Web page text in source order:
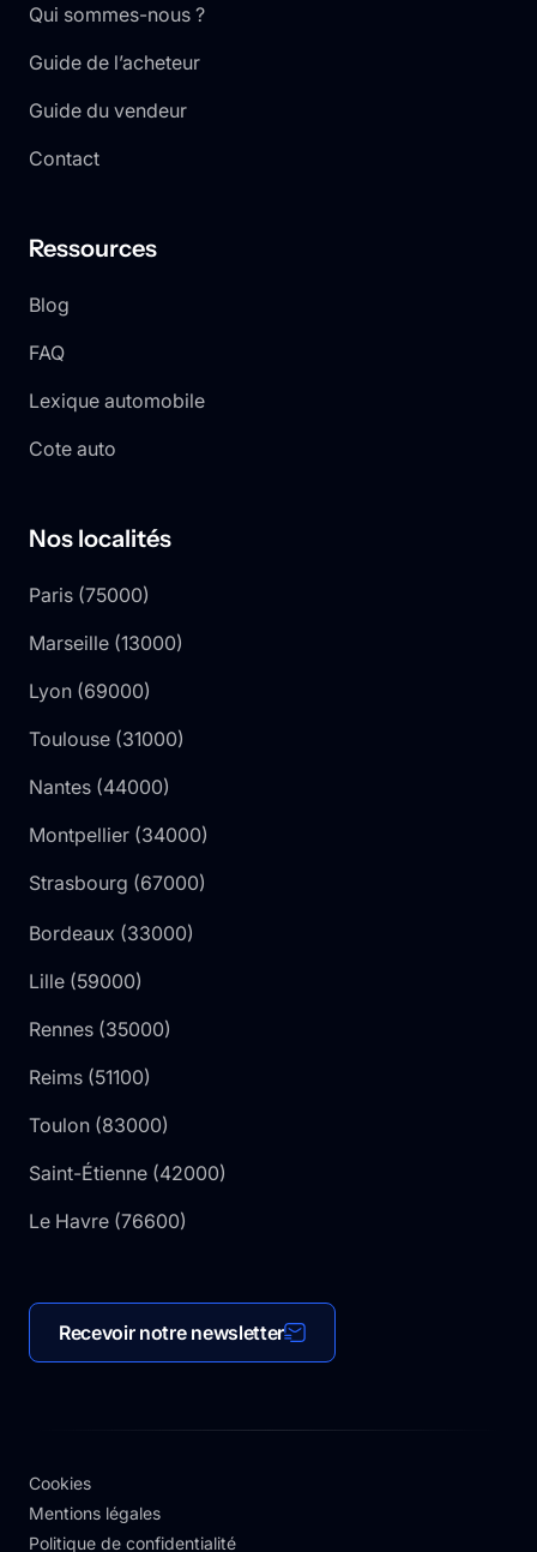
Qui sommes-nous ?
Guide de l’acheteur
Guide du vendeur
Contact
Ressources
Blog
FAQ
Lexique automobile
Cote auto
Nos localités
Paris (75000)
Marseille (13000)
Lyon (69000)
Toulouse (31000)
Nantes (44000)
Montpellier (34000)
Strasbourg (67000)
Bordeaux (33000)
Lille (59000)
Rennes (35000)
Reims (51100)
Toulon (83000)
Saint-Étienne (42000)
Le Havre (76600)
Recevoir notre newsletter
Cookies
Mentions légales
Politique de confidentialité